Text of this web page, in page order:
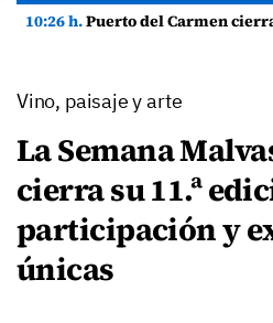
10:26 h.Puerto del Carmen cierra sus fiestas
Vino, paisaje y arte
La Semana
cierra su 11.ª
participación y
únicas